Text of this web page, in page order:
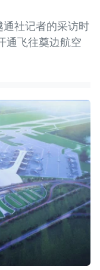
社记者的采访时
通飞往奠边航空